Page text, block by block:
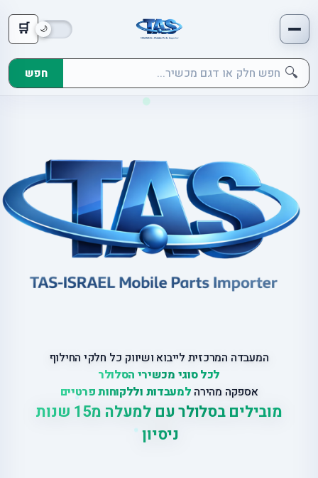
🛒
🔍 חפש
המעבדה המרכזית לייבוא ושיווק כל חלקי החילוף
לכל סוגי מכשירי הסלולר
אספקה מהירה למעבדות וללקוחות פרטיים
מובילים בסלולר עם למעלה מ
15 שנות
ניסיון